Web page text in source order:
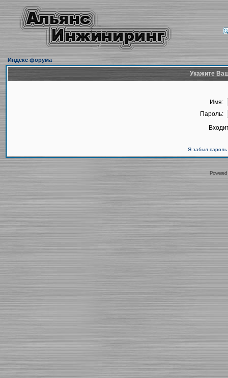
Индекс форума
Укажите
Имя:
Пароль:
Я забыл пароль